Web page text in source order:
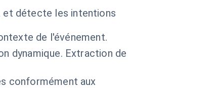
détecte les intentions
de l'événement.
dynamique. Extraction de
conformément aux